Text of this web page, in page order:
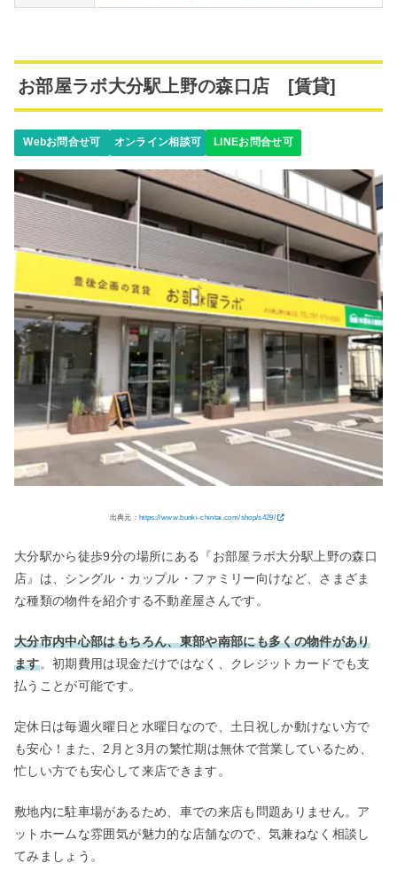
お部屋ラボ大分駅上野の森口店 [賃貸]
Webお問合せ可 オンライン相談可 LINEお問合せ可
出典元： https://www.bunki-chintai.com/shop/s429/
大分駅から徒歩9分の場所にある『お部屋ラボ大分駅上野の森口
店』は、シングル・カップル・ファミリー向けなど、さまざま
な種類の物件を紹介する不動産屋さんです。
大分市内中心部はもちろん、東部や南部にも多くの物件があり
ます。初期費用は現金だけではなく、クレジットカードでも支
払うことが可能です。
定休日は毎週火曜日と水曜日なので、土日祝しか動けない方で
も安心！また、2月と3月の繁忙期は無休で営業しているため、
忙しい方でも安心して来店できます。
敷地内に駐車場があるため、車での来店も問題ありません。ア
ットホームな雰囲気が魅力的な店舗なので、気兼ねなく相談し
てみましょう。